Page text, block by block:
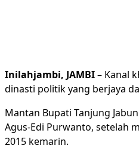
Inilahjambi, JAMBI– Kanal
dinasti politik yang berjaya
Mantan Bupati Tanjung
Agus-Edi Purwanto, setelah
2015 kemarin.